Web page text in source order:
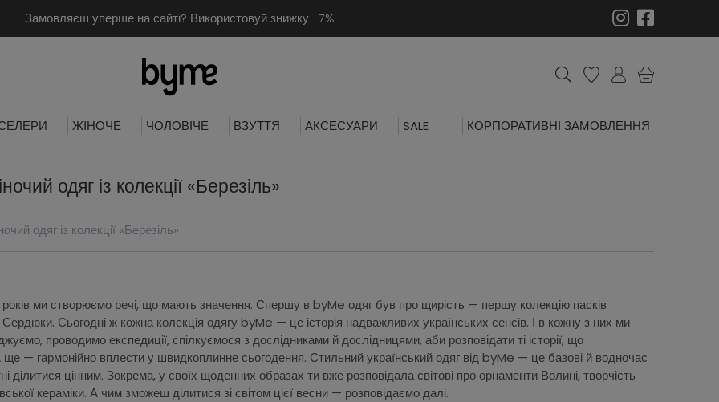
Замовляєш уперше на сайті? Використовуй знижку -7%
ЖІНОЧЕ ЧОЛОВІЧЕ ВЗУТТЯ АКСЕСУАРИ SALE КОРПОРАТИВНІ ЗАМОВЛЕННЯ
одяг із колекції «Березіль»
одяг із колекції «Березіль»
ми створюємо речі, що мають значення. Спершу в byMe одяг був про щирість — першу колекцію пасків
Сьогодні ж кожна колекція одягу byMe — це історія надважливих українських сенсів. І в кожну з них ми
проводимо експедиції, спілкуємося з дослідниками й дослідницями, аби розповідати ті історії, що
ще — гармонійно вплести у швидкоплинне сьогодення. Стильний український одяг від byMe — це базові й водночас
ділитися цінним. Зокрема, у своїх щоденних образах ти вже розповідала світові про орнаменти Волині, творчість
кераміки. А чим зможеш ділитися зі світом цієї весни — розповідаємо далі.